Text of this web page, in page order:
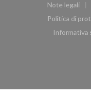
Note legali
((apre
Politica di
Informativa